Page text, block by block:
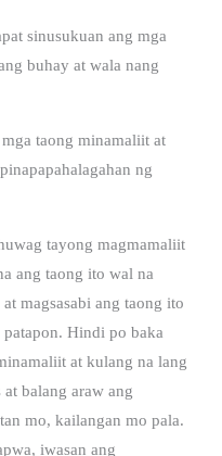
sinusukuan ang mga
buhay at wala nang
taong minamaliit at
ng
tayong magmamaliit
ang taong ito wal na
magsasabi ang taong ito
Hindi po baka
at kulang na lang
balang araw ang
mo, kailangan mo pala.
iwasan ang